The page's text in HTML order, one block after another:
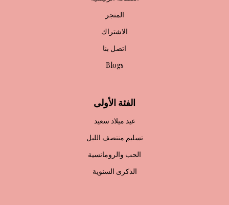
المتجر
الاشتراك
اتصل بنا
Blogs
الفئة الأولى
عيد ميلاد سعيد
تسليم منتصف الليل
الحب والرومانسية
الذكرى السنوية